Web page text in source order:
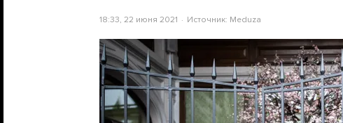
18:33, 22 июня 2021 Источник: Meduza